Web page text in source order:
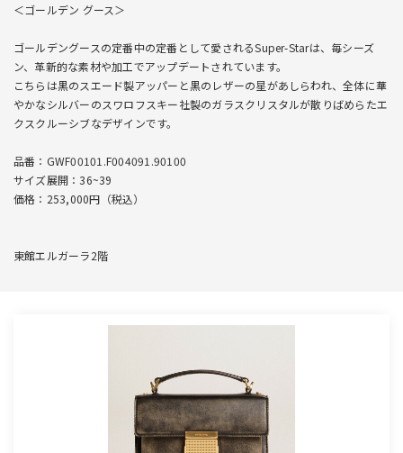
＜ゴールデン グース＞
ゴールデングースの定番中の定番として愛されるSuper-Starは、毎シーズ
ン、革新的な素材や加工でアップデートされています。
こちらは黒のスエード製アッパーと黒のレザーの星があしらわれ、全体に華
やかなシルバーのスワロフスキー社製のガラスクリスタルが散りばめらたエ
クスクルーシブなデザインです。
品番：GWF00101.F004091.90100
サイズ展開：36~39
価格：253,000円（税込）
東館エルガーラ2階